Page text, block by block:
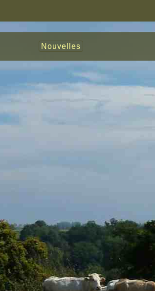
Nouvelles